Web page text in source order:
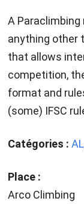
A
anything other
that allows
competition,
format and
(some) IFSC
Catégories : AL
Place :
Arco Climbing